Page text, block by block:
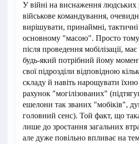
У війні на виснаження людських
військове командування,
вирішувати, принаймні,
основному "масою". Просто
після проведення мобілізації,
будь-який потрібний йому
свої підрозділи відповідною
складу й навіть нарощувати їхню
рахунок "могілізованих"
ешелони так званих "мобіків",
головний сенс). Той факт, що
лише до зростання загальних
але дуже повільно впливає на